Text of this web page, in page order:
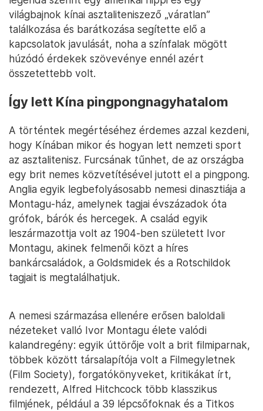
világbajnok kínai asztaliteniszező „váratlan”
találkozása és barátkozása segítette elő a
kapcsolatok javulását, noha a színfalak mögött
húzódó érdekek szövevénye ennél azért
összetettebb volt.
Így lett Kína pingpongnagyhatalom
A történtek megértéséhez érdemes azzal kezdeni,
hogy Kínában mikor és hogyan lett nemzeti sport
az asztalitenisz. Furcsának tűnhet, de az országba
egy brit nemes közvetítésével jutott el a pingpong.
Anglia egyik legbefolyásosabb nemesi dinasztiája a
Montagu-ház, amelynek tagjai évszázadok óta
grófok, bárók és hercegek. A család egyik
leszármazottja volt az 1904-ben született Ivor
Montagu, akinek felmenői közt a híres
bankárcsaládok, a Goldsmidek és a Rotschildok
tagjait is megtalálhatjuk.
A nemesi származása ellenére erősen baloldali
nézeteket valló Ivor Montagu élete valódi
kalandregény: egyik úttörője volt a brit filmiparnak,
többek között társalapítója volt a Filmegyletnek
(Film Society), forgatókönyveket, kritikákat írt,
rendezett, Alfred Hitchcock több klasszikus
filmjének, például a 39 lépcsőfoknak és a Titkos